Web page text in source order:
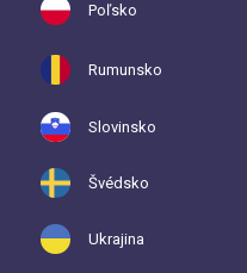
Poľsko
Rumunsko
Slovinsko
Švédsko
Ukrajina